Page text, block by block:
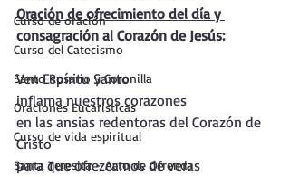
Curso de oración
Curso del Catecismo
Santo Rosario y Coronilla
Oraciones Eucarísticas
Curso de vida espiritual
Santa Teresita - Acto de Ofrenda
Oración de ofrecimiento del día y
consagración al Corazón de Jesús:
Ven Espíritu Santo
inflama nuestros corazones
en las ansias redentoras del Corazón de
Cristo
para que ofrezcamos de veras